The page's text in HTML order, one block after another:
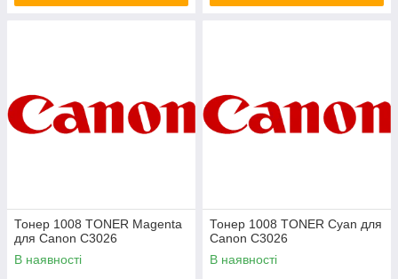
Тонер 1008 TONER Magenta
для Canon C3026
В наявності
Тонер 1008 TONER Cyan для
Canon C3026
В наявності